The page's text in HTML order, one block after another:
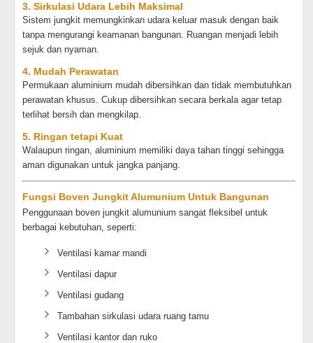
3. Sirkulasi Udara Lebih Maksimal
Sistem jungkit memungkinkan udara keluar masuk dengan baik
tanpa mengurangi keamanan bangunan. Ruangan menjadi lebih
sejuk dan nyaman.
4. Mudah Perawatan
Permukaan aluminium mudah dibersihkan dan tidak membutuhkan
perawatan khusus. Cukup dibersihkan secara berkala agar tetap
terlihat bersih dan mengkilap.
5. Ringan tetapi Kuat
Walaupun ringan, aluminium memiliki daya tahan tinggi sehingga
aman digunakan untuk jangka panjang.
Fungsi Boven Jungkit Alumunium Untuk Bangunan
Penggunaan boven jungkit alumunium sangat fleksibel untuk
berbagai kebutuhan, seperti:
Ventilasi kamar mandi
Ventilasi dapur
Ventilasi gudang
Tambahan sirkulasi udara ruang tamu
Ventilasi kantor dan ruko